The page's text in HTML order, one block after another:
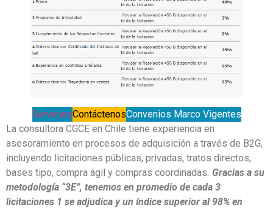
ServiciosContáctenosConvenios Marco Vigentes
La consultora CGCE en Chile tiene experiencia en
asesoramiento en procesos de adquisición a través de B2G,
incluyendo licitaciones públicas, privadas, tratos directos,
bases tipo, compra ágil y compras coordinadas. Gracias a su
metodología “3E”, tenemos en promedio de cada 3
licitaciones 1 se adjudica y un índice superior al 98% en